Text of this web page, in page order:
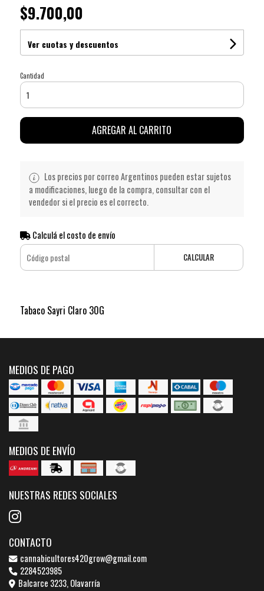
$9.700,00
Ver cuotas y descuentos
Cantidad
AGREGAR AL CARRITO
Los precios por correo Argentinos pueden estar sujetos
a modificaciones, luego de la compra, consultar con el
vendedor si el precio es el correcto.
Calculá el costo de envío
CALCULAR
Tabaco Sayri Claro 30G
MEDIOS DE PAGO
MEDIOS DE ENVÍO
NUESTRAS REDES SOCIALES
CONTACTO
cannabicultores420grow@gmail.com
2284523985
Balcarce 3233, Olavarría